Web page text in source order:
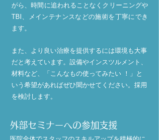
がら、時間に追われることなくクリーニングや
TBI、メインテナンスなどの施術を丁寧にでき
ます。
また、より良い治療を提供するには環境も大事
だと考えています。設備やインスツルメント、
材料など、「こんなもの使ってみたい ！」と
いう希望があればぜひ聞かせてください。採用
を検討します。
外部セミナーへの参加支援